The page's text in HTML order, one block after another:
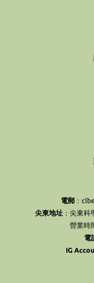
電郵 ：
尖東地址：尖東科
營業時
電
IG